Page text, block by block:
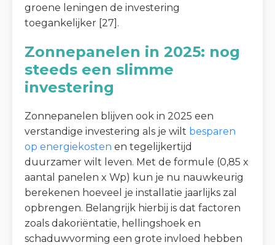
groene leningen de investering
toegankelijker [27].
Zonnepanelen in 2025: nog
steeds een slimme
investering
Zonnepanelen blijven ook in 2025 een
verstandige investering als je wilt besparen
op energiekosten en tegelijkertijd
duurzamer wilt leven. Met de formule (0,85 x
aantal panelen x Wp) kun je nu nauwkeurig
berekenen hoeveel je installatie jaarlijks zal
opbrengen. Belangrijk hierbij is dat factoren
zoals dakoriëntatie, hellingshoek en
schaduwvorming een grote invloed hebben